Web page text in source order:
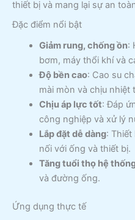
thiết bị và mang lại sự an
Đặc điểm nổi bật
Giảm rung, chống ồn:
bơm, máy thổi khí và
Độ bền cao: Cao su
mài mòn và chịu nhiệt
Chịu áp lực tốt: Đáp
công nghiệp và xử lý
Lắp đặt dễ dàng: Thiết
nối với ống và thiết bị.
Tăng tuổi thọ hệ
và đường ống.
Ứng dụng thực tế